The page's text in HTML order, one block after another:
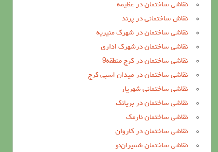
نقاشی ساختمان در عظیمه
نقاش ساختمانی در پرند
نقاشی ساختمان در شهرک منیریه
نقاشی ساختمان درشهرک اداری
نقاشی ساختمان در کرج منطقه9
نقاشی ساختمان در میدان اسبی کرج
نقاشی ساختمانی شهریار
نقاشی ساختمان در بریانک
نقاشی ساختمان نارمک
نقاشی ساختمان در کاروان
نقاشی ساختمان شمیران‌نو